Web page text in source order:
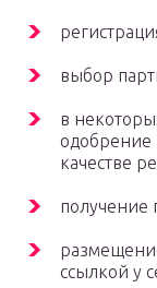
выбор
в
одобрение
качестве
получение
ссылкой у